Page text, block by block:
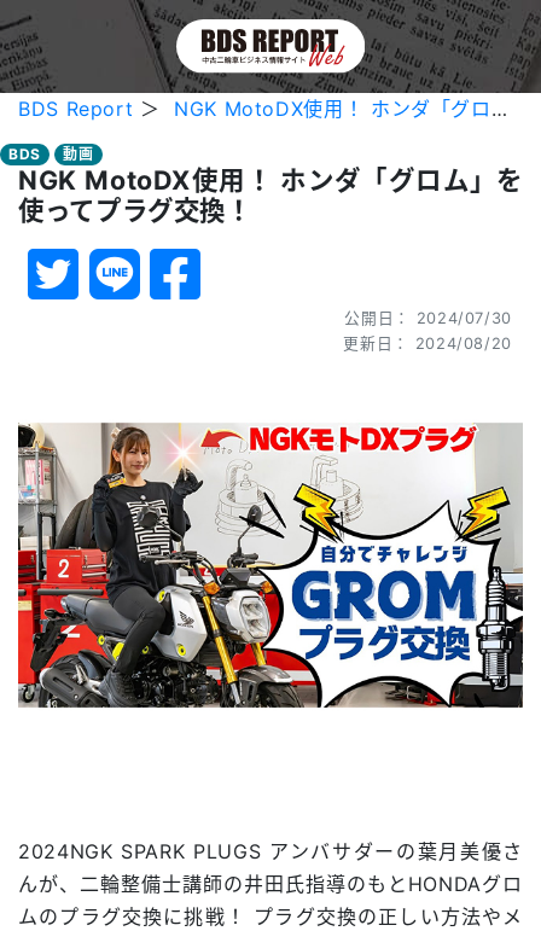
BDS Report ＞ NGK MotoDX使用！ ホンダ「グロム」を使ってプラグ交換！
BDS 動画
NGK MotoDX使用！ ホンダ「グロム」を
使ってプラグ交換！
公開日： 2024/07/30
更新日： 2024/08/20
2024NGK SPARK PLUGS アンバサダーの葉月美優さ
んが、二輪整備士講師の井田氏指導のもとHONDAグロ
ムのプラグ交換に挑戦！ プラグ交換の正しい方法やメ